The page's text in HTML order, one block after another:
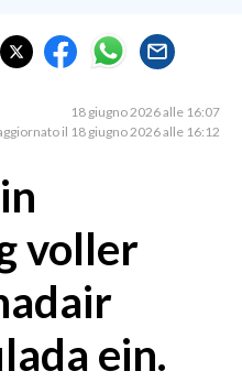
18 giugno 2026 alle 16:07
il 18 giugno 2026 alle 16:12
voller
ein.